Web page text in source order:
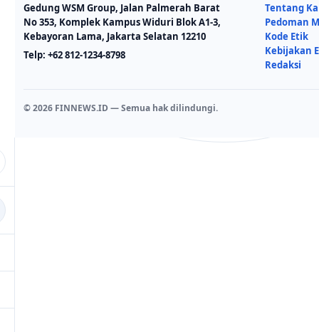
Gedung WSM Group, Jalan Palmerah Barat
No 353, Komplek Kampus Widuri Blok A1-3,
Kebayoran Lama, Jakarta Selatan 12210
Telp: +62 812-1234-8798
Tentang
Pedoman
Kode Etik
Kebijakan
Redaksi
© 2026 FINNEWS.ID — Semua hak dilindungi.